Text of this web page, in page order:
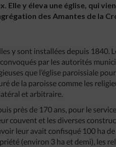
Elle y éleva une église, qui
des Amantes de la
y sont installées depuis 1840.
par les autorités
que l’église paroissiale
de la paroisse comme les
et arbitraire.
près de 170 ans, pour le
couvent et les diverses
leur avait confisqué 100 ha
(environ 3 ha et demi), les